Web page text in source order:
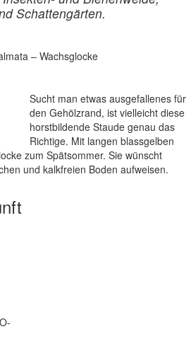
Schattengärten.
Sucht man etwas ausgefallenes für
den Gehölzrand, ist vielleicht diese
horstbildende Staude genau das
Richtige. Mit langen blassgelben
zum Spätsommer. Sie wünscht
und kalkfreien Boden aufweisen.